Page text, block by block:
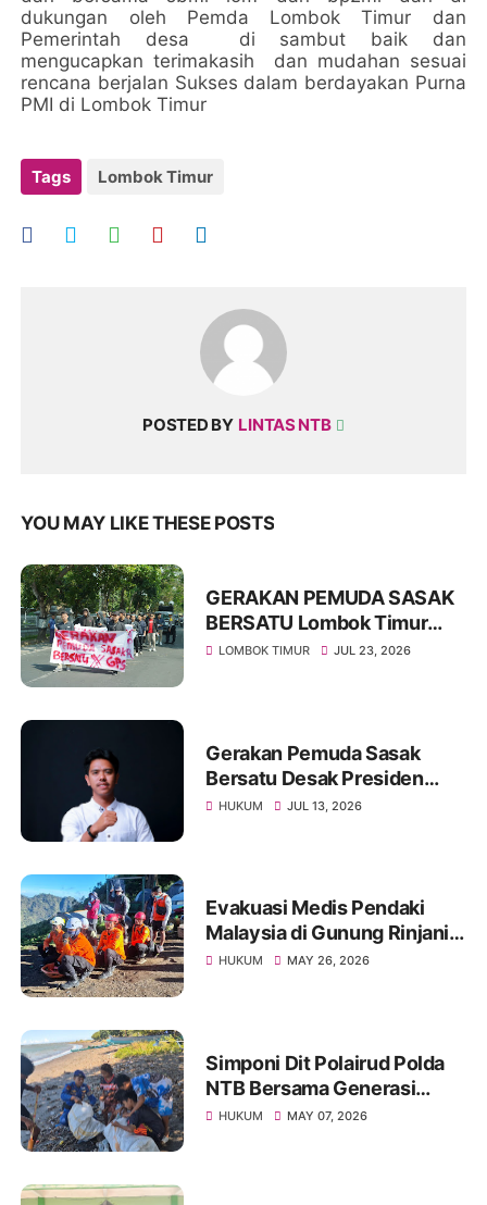
dukungan oleh Pemda Lombok Timur dan
Pemerintah desa di sambut baik dan
mengucapkan terimakasih dan mudahan sesuai
rencana berjalan Sukses dalam berdayakan Purna
PMI di Lombok Timur
Tags Lombok Timur
POSTED BY LINTAS NTB
YOU MAY LIKE THESE POSTS
GERAKAN PEMUDA SASAK
BERSATU Lombok Timur
Angkat Bicara: Pemerintah
LOMBOK TIMUR JUL 23, 2026
Gerakan Pemuda Sasak
Bersatu Desak Presiden
Prabowo Lakukan
HUKUM JUL 13, 2026
Evakuasi Medis Pendaki
Malaysia di Gunung Rinjani
Berhasil, Korban
HUKUM MAY 26, 2026
Simponi Dit Polairud Polda
NTB Bersama Generasi
Maritim Bersihkan Pantai
HUKUM MAY 07, 2026